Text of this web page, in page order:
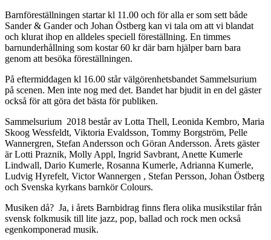
Barnföreställningen startar kl 11.00 och för alla er som sett både
Sander & Gander och Johan Östberg kan vi tala om att vi blandat
och klurat ihop en alldeles speciell föreställning. En timmes
barnunderhållning som kostar 60 kr där barn hjälper barn bara
genom att besöka föreställningen.
På eftermiddagen kl 16.00 står välgörenhetsbandet Sammelsurium
på scenen. Men inte nog med det. Bandet har bjudit in en del gäster
också för att göra det bästa för publiken.
Sammelsurium 2018 består av Lotta Thell, Leonida Kembro, Maria
Skoog Wessfeldt, Viktoria Evaldsson, Tommy Borgström, Pelle
Wannergren, Stefan Andersson och Göran Andersson. Årets gäster
är Lotti Praznik, Molly Appl, Ingrid Savbrant, Anette Kumerle
Lindwall, Dario Kumerle, Rosanna Kumerle, Adrianna Kumerle,
Ludvig Hyrefelt, Victor Wannergen , Stefan Persson, Johan Östberg
och Svenska kyrkans barnkör Colours.
Musiken då? Ja, i årets Barnbidrag finns flera olika musikstilar från
svensk folkmusik till lite jazz, pop, ballad och rock men också
egenkomponerad musik.